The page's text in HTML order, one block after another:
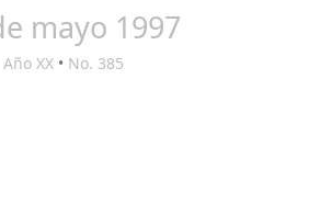
mayo 1997
Año XX • No. 385